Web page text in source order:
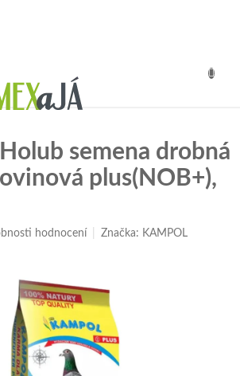
semena drobná
plus(NOB+),
hodnocení Značka: KAMPOL